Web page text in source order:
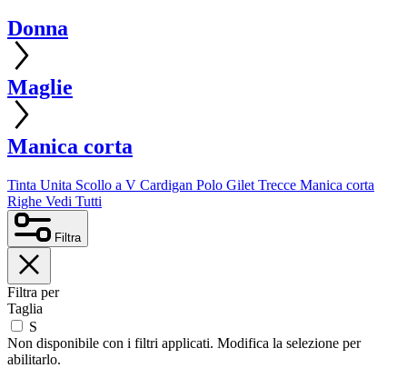
Donna
Maglie
Manica corta
Tinta Unita Scollo a V Cardigan Polo Gilet Trecce Manica corta
Righe Vedi Tutti
Filtra
Filtra per
Taglia
S
Non disponibile con i filtri applicati. Modifica la selezione per
abilitarlo.